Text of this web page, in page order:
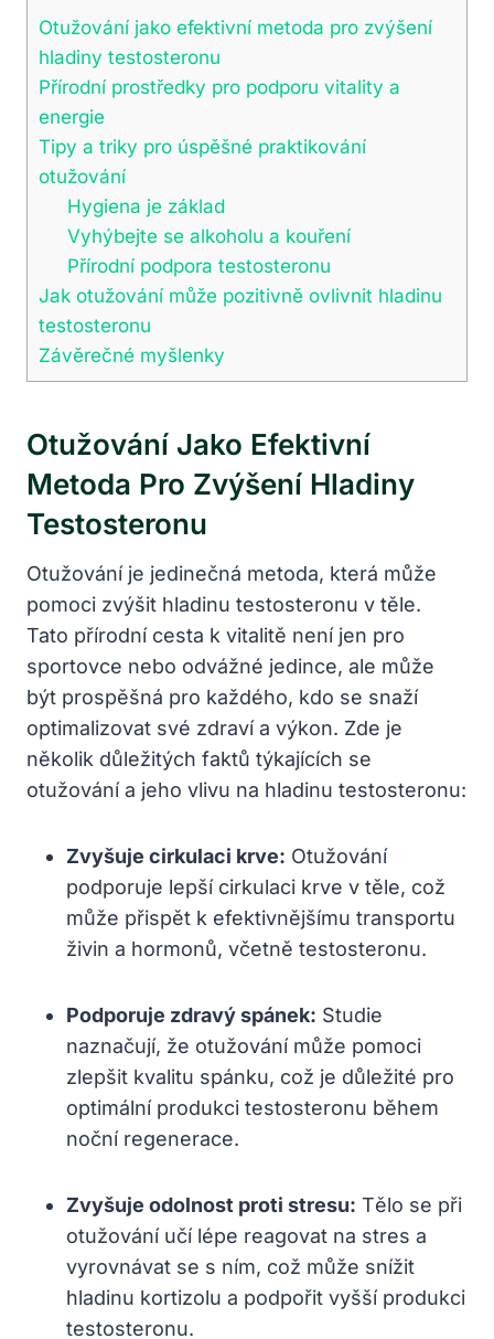
Otužování jako efektivní metoda pro zvýšení
hladiny testosteronu
Přírodní ‌prostředky pro podporu vitality a
‌energie
Tipy a triky pro úspěšné praktikování
otužování
Hygiena je základ
Vyhýbejte se alkoholu a kouření
Přírodní podpora ⁢testosteronu
Jak otužování může pozitivně ovlivnit hladinu
testosteronu
Závěrečné myšlenky
Otužování Jako Efektivní
Metoda Pro Zvýšení Hladiny
Testosteronu
Otužování je jedinečná metoda, která​ může
pomoci zvýšit hladinu testosteronu v těle.
Tato přírodní cesta k vitalitě ⁢není jen pro
sportovce nebo odvážné jedince, ale může
být ​prospěšná⁢ pro každého, kdo⁢ se ​snaží
optimalizovat své zdraví ⁤a výkon. Zde je
několik důležitých faktů týkajících se
otužování ‌a‍ jeho vlivu na hladinu testosteronu:
Zvyšuje​ cirkulaci krve: Otužování
podporuje lepší cirkulaci krve v⁢ těle, což
může přispět k efektivnějšímu transportu ​
živin‍ a⁤ hormonů, včetně ​testosteronu.
Podporuje zdravý⁤ spánek: ‌Studie
naznačují, že⁤ otužování může pomoci⁤
zlepšit kvalitu spánku, což je důležité ⁣pro
optimální produkci testosteronu během
noční regenerace.
Zvyšuje odolnost proti stresu: Tělo se při
otužování učí lépe reagovat na stres a⁢
vyrovnávat se ⁣s ním, což může snížit
hladinu kortizolu a podpořit vyšší produkci
testosteronu.